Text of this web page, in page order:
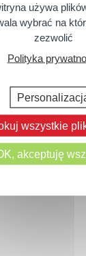
1
używa
wybrać na
zezwolić
Polityka
wszystkie
akceptuję